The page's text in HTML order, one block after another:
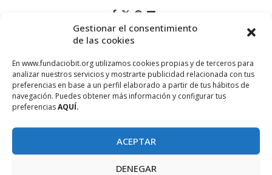
Gestionar el consentimiento
de las cookies
En www.fundaciobit.org utilizamos cookies propias y de terceros para
analizar nuestros servicios y mostrarte publicidad relacionada con tus
preferencias en base a un perfil elaborado a partir de tus hábitos de
navegación. Puedes obtener más información y configurar tus
preferenciasAQUÍ.
ACEPTAR
DENEGAR
PROJECTE COFINANÇAT PEL FONS SOCIAL EUROPEU